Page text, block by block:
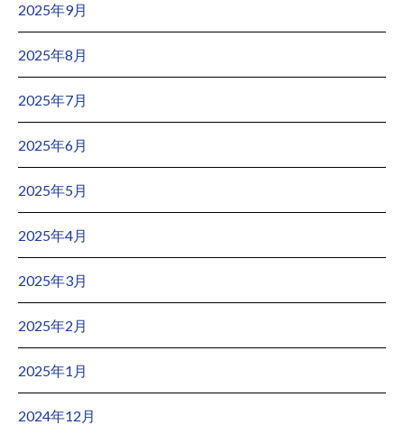
2025年9月
2025年8月
2025年7月
2025年6月
2025年5月
2025年4月
2025年3月
2025年2月
2025年1月
2024年12月